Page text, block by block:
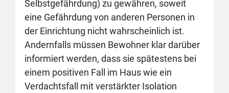
Selbstgefährdung) zu gewähren, soweit
eine Gefährdung von anderen Personen in
der Einrichtung nicht wahrscheinlich ist.
Andernfalls müssen Bewohner klar darüber
informiert werden, dass sie spätestens bei
einem positiven Fall im Haus wie ein
Verdachtsfall mit verstärkter Isolation